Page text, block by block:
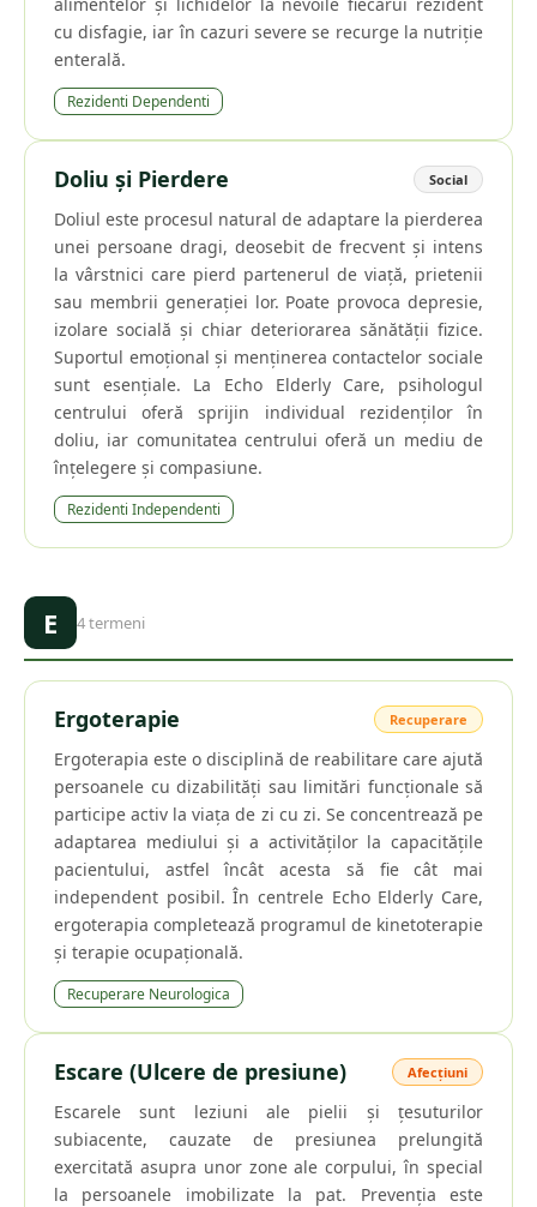
cu disfagie, iar în cazuri severe se recurge la nutriție
enterală.
Rezidenti Dependenti
Doliu și Pierdere Social
Doliul este procesul natural de adaptare la pierderea
unei persoane dragi, deosebit de frecvent și intens
la vârstnici care pierd partenerul de viață, prietenii
sau membrii generației lor. Poate provoca depresie,
izolare socială și chiar deteriorarea sănătății fizice.
Suportul emoțional și menținerea contactelor sociale
sunt esențiale. La Echo Elderly Care, psihologul
centrului oferă sprijin individual rezidenților în
doliu, iar comunitatea centrului oferă un mediu de
înțelegere și compasiune.
Rezidenti Independenti
E 4termeni
Ergoterapie Recuperare
Ergoterapia este o disciplină de reabilitare care ajută
persoanele cu dizabilități sau limitări funcționale să
participe activ la viața de zi cu zi. Se concentrează pe
adaptarea mediului și a activităților la capacitățile
pacientului, astfel încât acesta să fie cât mai
independent posibil. În centrele Echo Elderly Care,
ergoterapia completează programul de kinetoterapie
și terapie ocupațională.
Recuperare Neurologica
Escare (Ulcere de presiune) Afecțiuni
Escarele sunt leziuni ale pielii și țesuturilor
subiacente, cauzate de presiunea prelungită
exercitată asupra unor zone ale corpului, în special
la persoanele imobilizate la pat. Prevenția este